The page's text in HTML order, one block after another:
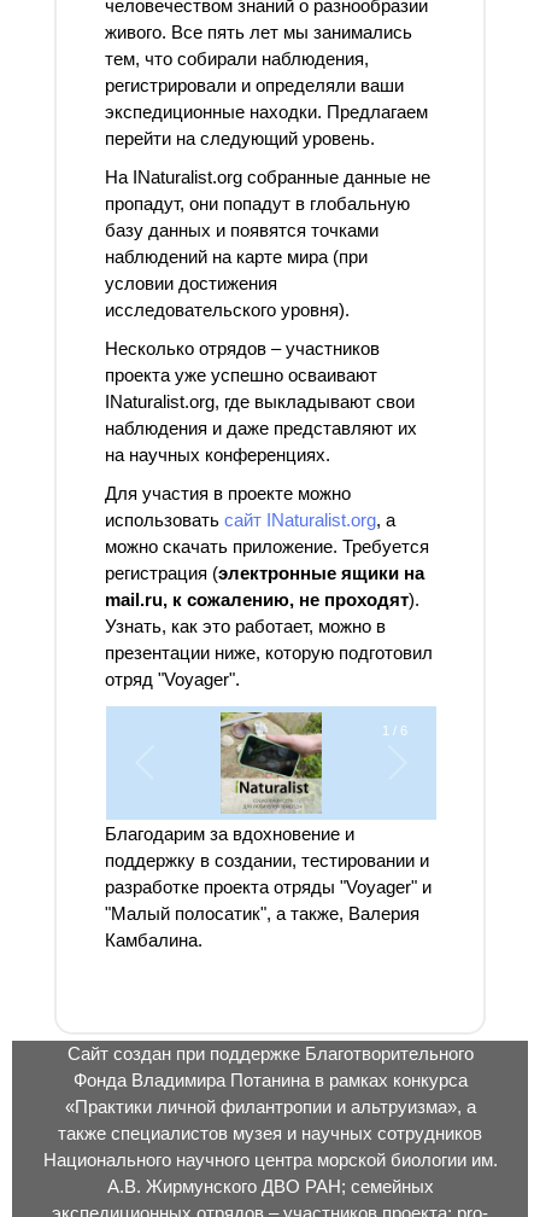
человечеством знаний о разнообразии
живого. Все пять лет мы занимались
тем, что собирали наблюдения,
регистрировали и определяли ваши
экспедиционные находки. Предлагаем
перейти на следующий уровень.
На INaturalist.org собранные данные не
пропадут, они попадут в глобальную
базу данных и появятся точками
наблюдений на карте мира (при
условии достижения
исследовательского уровня).
Несколько отрядов – участников
проекта уже успешно осваивают
INaturalist.org, где выкладывают свои
наблюдения и даже представляют их
на научных конференциях.
Для участия в проекте можно
использовать сайт INaturalist.org, а
можно скачать приложение. Требуется
регистрация (электронные ящики на
mail.ru, к сожалению, не проходят).
Узнать, как это работает, можно в
презентации ниже, которую подготовил
отряд "Voyager".
1 / 6
Благодарим за вдохновение и
поддержку в создании, тестировании и
разработке проекта отряды "Voyager" и
"Малый полосатик", а также, Валерия
Камбалина.
Сайт создан при поддержке Благотворительного
Фонда Владимира Потанина в рамках конкурса
«Практики личной филантропии и альтруизма», а
также специалистов музея и научных сотрудников
Национального научного центра морской биологии им.
А.В. Жирмунского ДВО РАН; семейных